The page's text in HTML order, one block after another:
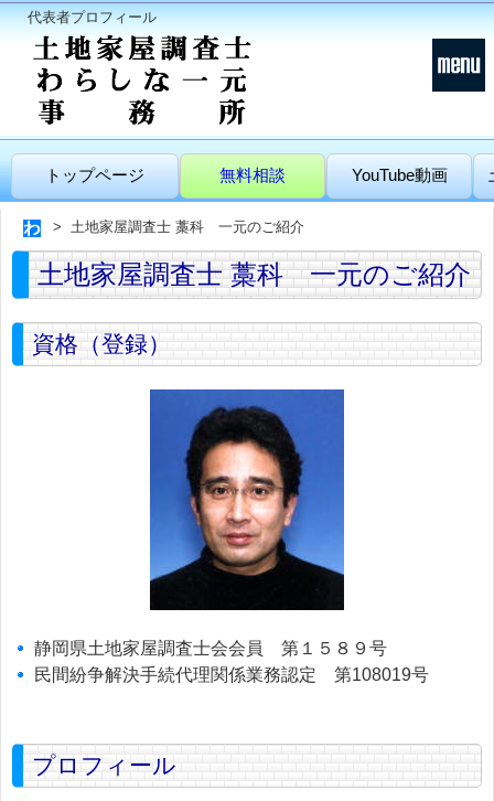
代表者プロフィール
トップページ 無料相談 YouTube動画
土地家屋調査士 藁科 一元のご紹介
土地家屋調査士 藁科 一元のご紹介
資格（登録）
静岡県土地家屋調査士会会員 第１５８９号
民間紛争解決手続代理関係業務認定 第108019号
プロフィール